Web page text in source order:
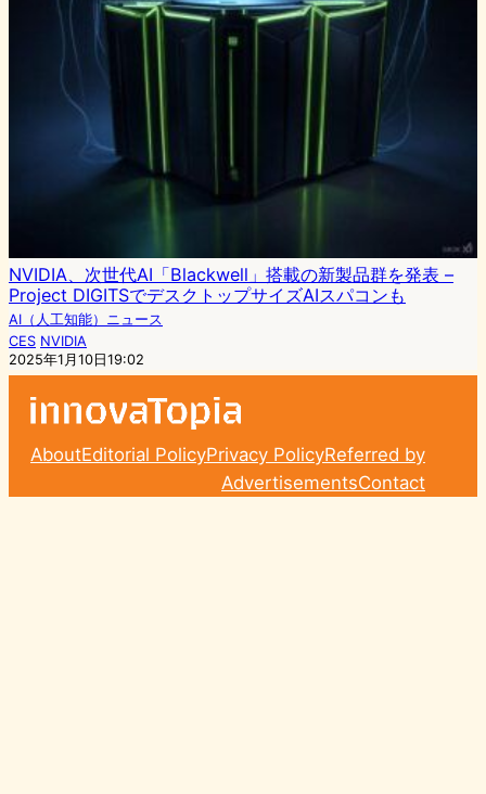
NVIDIA、次世代AI「Blackwell」搭載の新製品群を発表 –
Project DIGITSでデスクトップサイズAIスパコンも
AI（人工知能）ニュース
CES NVIDIA
2025年1月10日19:02
AboutEditorial PolicyPrivacy PolicyReferred by
AdvertisementsContact